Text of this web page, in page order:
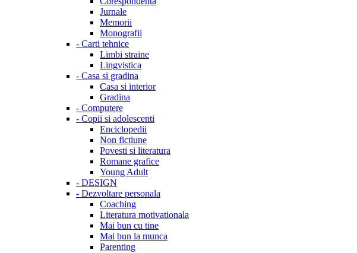
Jurnale
Memorii
Monografii
- Carti tehnice
Limbi straine
Lingvistica
- Casa si gradina
Casa si interior
Gradina
- Computere
- Copii si adolescenti
Enciclopedii
Non fictiune
Povesti si literatura
Romane grafice
Young Adult
- DESIGN
- Dezvoltare personala
Coaching
Literatura motivationala
Mai bun cu tine
Mai bun la munca
Parenting